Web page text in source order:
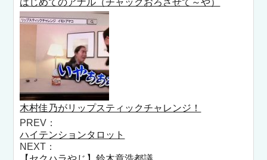
はじめてのアナル（チャックおろさせて～や）
木村佳乃がリップスティックチャレンジ！
PREV：
ハイテンションタロット
NEXT：